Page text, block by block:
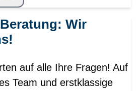
Wir
auf alle Ihre Fragen! Auf
Team und erstklassige